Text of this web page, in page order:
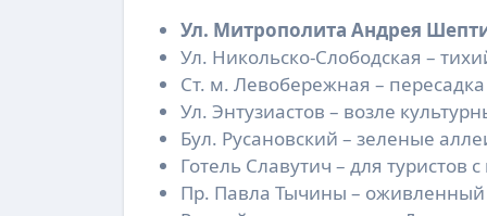
Ул. Митрополита Андрея
Ул. Никольско-Слободская –
Ст. м. Левобережная –
Ул. Энтузиастов – возле
Бул. Русановский – зеленые
Готель Славутич – для туристов
Пр. Павла Тычины – оживленный